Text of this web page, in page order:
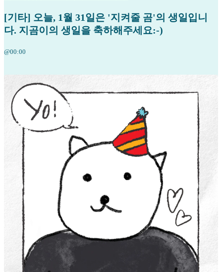
[기타] 오늘, 1월 31일은 '지켜줄 곰'의 생일입니
다. 지곰이의 생일을 축하해주세요:-)
@00:00